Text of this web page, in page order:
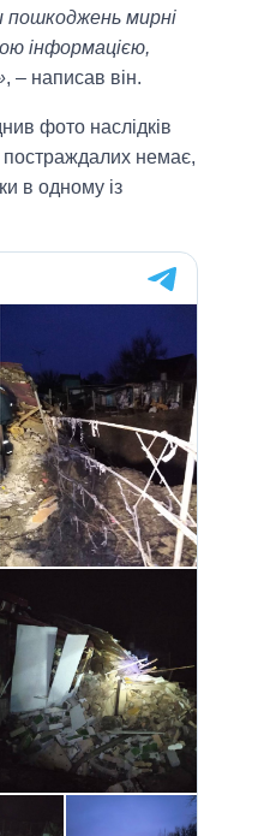
пошкоджень мирні
інформацією,
, – написав він.
фото наслідків
постраждалих немає,
в одному із